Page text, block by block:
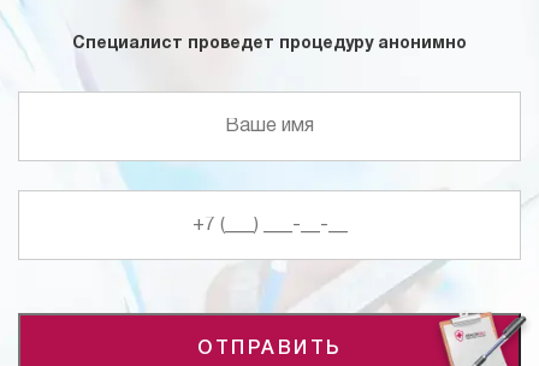
Специалист проведет процедуру анонимно
ОТПРАВИТЬ